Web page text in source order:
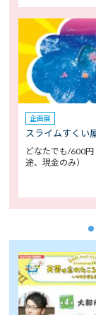
企画展
スライムすくい
どなたでも/600
途、現金のみ）